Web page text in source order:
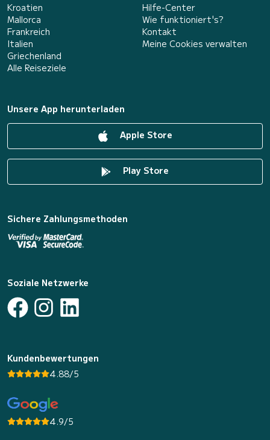
Kroatien
Mallorca
Frankreich
Italien
Griechenland
Alle Reiseziele
Hilfe-Center
Wie funktioniert's?
Kontakt
Meine Cookies verwalten
Unsere App herunterladen
Apple Store
Play Store
Sichere Zahlungsmethoden
Soziale Netzwerke
Kundenbewertungen
4.88/5
4.9/5